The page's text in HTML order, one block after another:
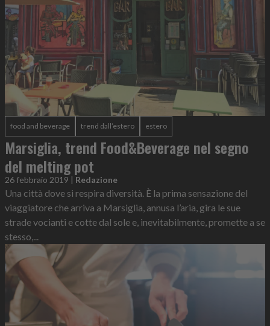
food and beverage trend dall’estero estero
Marsiglia, trend Food&Beverage nel segno
del melting pot
26 febbraio 2019 | Redazione
Una città dove si respira diversità. È la prima sensazione del
viaggiatore che arriva a Marsiglia, annusa l’aria, gira le sue
strade vocianti e cotte dal sole e, inevitabilmente, promette a se
stesso,...